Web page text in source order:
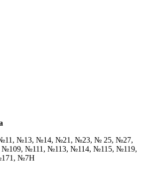
№13, №14, №21, №23, № 25, №27,
№111, №113, №114, №115, №119,
№7Н